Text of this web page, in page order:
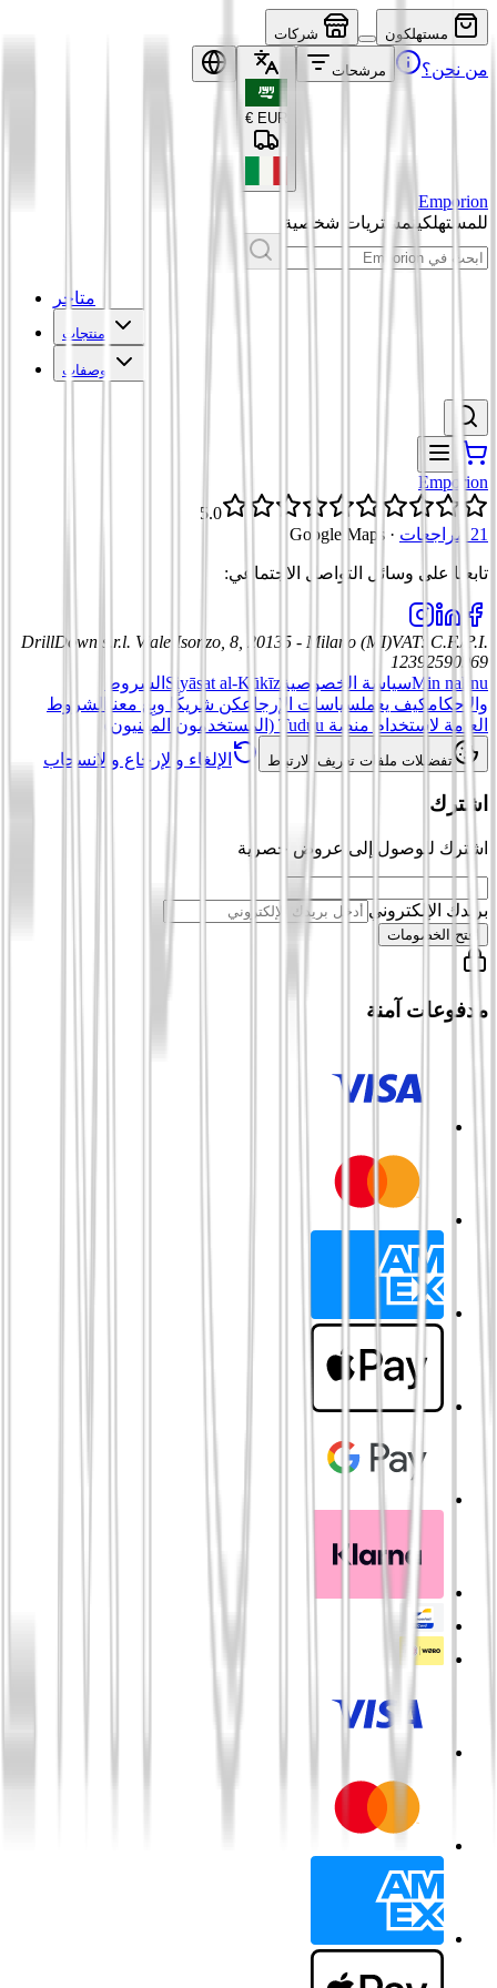
مستهلكون شركات
من نحن؟ مرشحات
EUR
€
Emporion
للمستهلكينمشتريات شخصية
متاجر
منتجات
وصفات
Emporion
5.0
21 مراجعات
·
Google Maps
تابعنا على وسائل التواصل الاجتماعي:
DrillDown s.r.l. Viale Isonzo, 8, 20135 - Milano (MI)VAT: C.F./P.I.
12392590969
Min nahnuسياسة الخصوصية Siyāsat al-Kūkīz الشروط
والأحكامكيف يعملسياسات الإرجاعكن شريكًا وبِع معنا
الشروط
العامة لاستخدام منصة Tuduu (المستخدمون المهنيون)
تفضيلات ملفات تعريف الارتباط الإلغاء والإرجاع والانسحاب
اشترك
اشترك للوصول إلى عروض حصرية
بريدك الإلكتروني
افتح الخصومات
مدفوعات آمنة